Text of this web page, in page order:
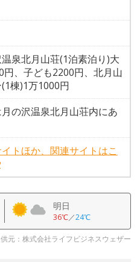
泉北月山荘(1泊素泊り)大
円、子ども2200円、北月山
棟)1万1000円
の沢温泉北月山荘内にあ
トほか、関連サイトはこ
明日
36℃／24℃
元：株式会社ライフビジネスウェザー